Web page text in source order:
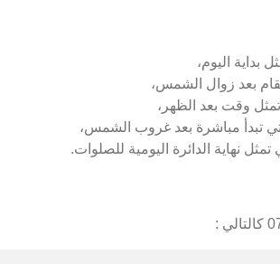
بداية اليوم،
بعد زوال الشمس،
وقت بعد الظهر،
تبدأ مباشرة بعد غروب الشمس،
نهاية الدائرة اليومية للصلوات.